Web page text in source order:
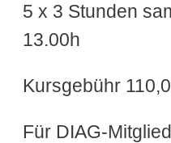
5 x 3 Stunden
13.00h
Kursgebühr
Für DIAG-